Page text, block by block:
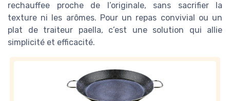
rechauffee proche de l’originale, sans sacrifier la
texture ni les arômes. Pour un repas convivial ou un
plat de traiteur paella, c’est une solution qui allie
simplicité et efficacité.